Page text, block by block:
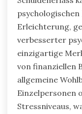
Erleichterung,
verbesserter
einzigartige
von finanziellen
allgemeine
Einzelpersonen
Stressniveaus,